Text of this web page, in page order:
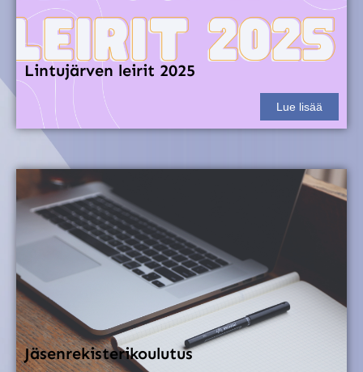
Lintujärven leirit 2025
Lue lisää
Jäsenrekisterikoulutus